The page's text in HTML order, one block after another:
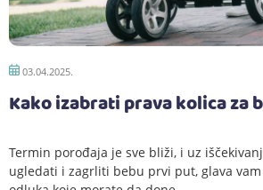
03.04.2025.
Kako izabrati prava kolica za
Termin porođaja je sve bliži, i uz
ugledati i zagrliti bebu prvi put, glava